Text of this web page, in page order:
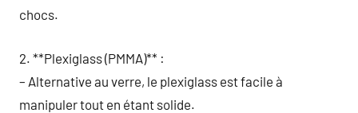
chocs.
2. **Plexiglass (PMMA)** :
– Alternative au verre, le plexiglass est facile à
manipuler tout en étant solide.